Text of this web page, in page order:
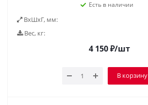
Есть в наличии
ВxШxГ, мм:
Вес, кг:
4 150₽/шт
В корзину